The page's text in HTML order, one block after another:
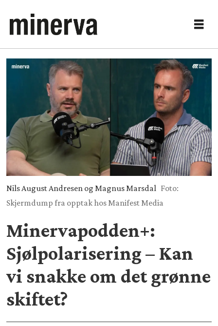
Nils August Andresen og Magnus Marsdal Foto:
Skjermdump fra opptak hos Manifest Media
Minervapodden+:
Sjølpolarisering – Kan
vi snakke om det grønne
skiftet?